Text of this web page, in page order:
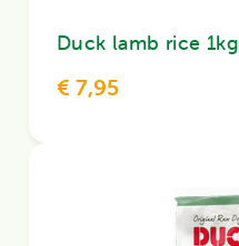
Duck lamb rice 1kg
€ 7,95